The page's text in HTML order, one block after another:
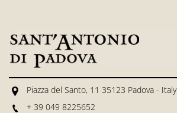
Piazza del Santo, 11 35123 Padova - Italy
+ 39 049 8225652